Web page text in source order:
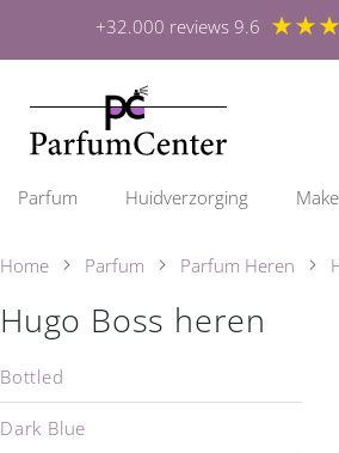
+32.000 reviews 9.6
Parfum Huidverzorging
Home Parfum Parfum Heren
Hugo Boss heren
Bottled
Dark Blue